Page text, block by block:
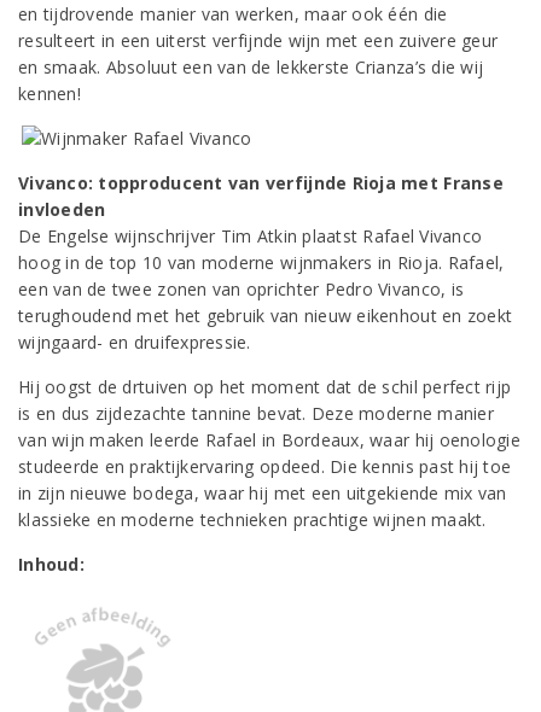
en tijdrovende manier van werken, maar ook één die
resulteert in een uiterst verfijnde wijn met een zuivere geur
en smaak. Absoluut een van de lekkerste Crianza’s die wij
kennen!
Vivanco: topproducent van verfijnde Rioja met Franse
invloeden
De Engelse wijnschrijver Tim Atkin plaatst Rafael Vivanco
hoog in de top 10 van moderne wijnmakers in Rioja. Rafael,
een van de twee zonen van oprichter Pedro Vivanco, is
terughoudend met het gebruik van nieuw eikenhout en zoekt
wijngaard- en druifexpressie.
Hij oogst de drtuiven op het moment dat de schil perfect rijp
is en dus zijdezachte tannine bevat. Deze moderne manier
van wijn maken leerde Rafael in Bordeaux, waar hij oenologie
studeerde en praktijkervaring opdeed. Die kennis past hij toe
in zijn nieuwe bodega, waar hij met een uitgekiende mix van
klassieke en moderne technieken prachtige wijnen maakt.
Inhoud: